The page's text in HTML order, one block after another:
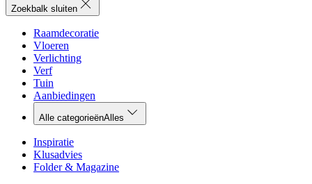
Zoekbalk sluiten
Raamdecoratie
Vloeren
Verlichting
Verf
Tuin
Aanbiedingen
Alle categorieënAlles
Inspiratie
Klusadvies
Folder & Magazine